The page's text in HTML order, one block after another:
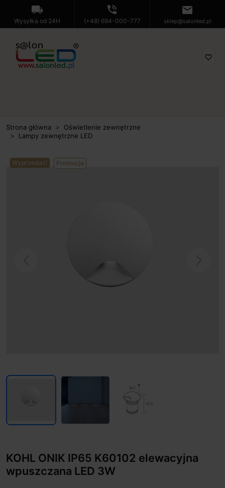
local_shipping
Wysyłka od 24H
phone_in_talk
(+48) 694-000-777
mail
sklep@salonled.pl
favorite_border
Strona główna
Oświetlenie zewnętrzne
Lampy zewnętrzne LED
Wyprzedaż! Promocja
KOHL ONIK IP65 K60102 elewacyjna
wpuszczana LED 3W